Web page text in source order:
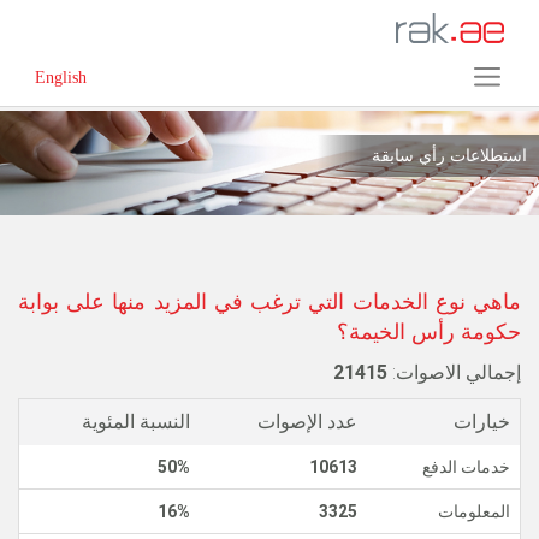
English
استطلاعات رأي سابقة
ماهي نوع الخدمات التي ترغب في المزيد منها على بوابة
حكومة رأس الخيمة؟
إجمالي الاصوات:
خيارات عدد الإصوات النسبة المئوية
خدمات الدفع 10613
50%
المعلومات 3325
16%